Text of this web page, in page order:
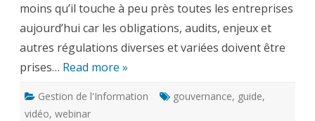
moins qu’il touche à peu près toutes les entreprises
aujourd’hui car les obligations, audits, enjeux et
autres régulations diverses et variées doivent être
prises… Read more »
Gestion de l'Information gouvernance, guide,
vidéo, webinar